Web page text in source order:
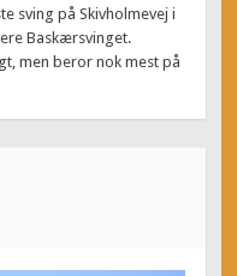
sving på Skivholmevej i
Baskærsvinget.
men beror nok mest på